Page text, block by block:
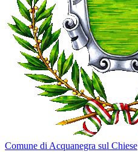
Comune di Acquanegra sul Chiese